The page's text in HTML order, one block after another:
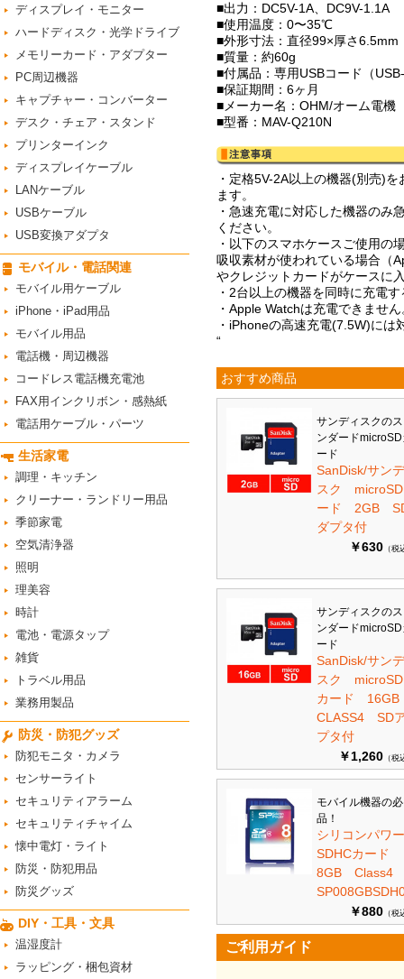
ディスプレイ・モニター
ハードディスク・光学ドライブ
メモリーカード・アダプター
PC周辺機器
キャプチャー・コンバーター
デスク・チェア・スタンド
プリンターインク
ディスプレイケーブル
LANケーブル
USBケーブル
USB変換アダプタ
モバイル・電話関連
モバイル用ケーブル
iPhone・iPad用品
モバイル用品
電話機・周辺機器
コードレス電話機充電池
FAX用インクリボン・感熱紙
電話用ケーブル・パーツ
生活家電
調理・キッチン
クリーナー・ランドリー用品
季節家電
空気清浄器
照明
理美容
時計
電池・電源タップ
雑貨
トラベル用品
業務用製品
防災・防犯グッズ
防犯モニタ・カメラ
センサーライト
セキュリティアラーム
セキュリティチャイム
懐中電灯・ライト
防災・防犯用品
防災グッズ
DIY・工具・文具
温湿度計
ラッピング・梱包資材
■出力：DC5V-1A、DC9V-1.1A
■使用温度：0〜35℃
■外形寸法：直径99×厚さ6.5mm
■質量：約60g
■付属品：専用USBコード（
■保証期間：6ヶ月
■メーカー名：OHM/オーム電機
■型番：MAV-Q210N
・定格5V-2A以上の機器(別売)
ます。
・急速充電に対応した機器のみ
ください。
・以下のスマホケースご使用の
吸収素材が使われている場合（
やクレジットカードがケースに
・2台以上の機器を同時に充電
・Apple Watchは充電できません
・iPhoneの高速充電(7.5W)には
“
おすすめ商品
サンディスクの
ンダード
ード
SanDisk/サン
スク
ード 2GB
ダプタ付
￥630 （税
サンディスクの
ンダード
ード
SanDisk/サン
スク
カード
CLASS4 SD
プタ付
￥1,260 （税
モバイル機器の
品！
シリコンパ
SDHCカード
8GB
￥880 （税
ご利用ガイド